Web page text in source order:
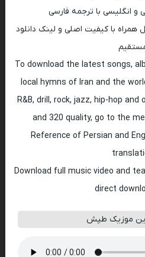
و انگلیسی با ترجمه فارسی
همراه با کیفیت اصلی و لینک دانلود
To download the latest songs,
local hymns of Iran and the
R&B, drill, rock, jazz, hip-hop
and 320 quality, go to the
Reference of Persian and
Download full music video and
direct
موزیک طپش